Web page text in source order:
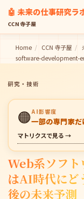
🤖 未来の仕事研究ラ
CCN 寺子屋
Home / CCN 寺子屋 /
software-development-
研究・技術
🟠AI影響度
一部の専門家
マトリクスで見る →
Web系ソフト
はAI時代にど
後の未来予測